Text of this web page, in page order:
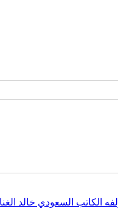
الكاتب السعودي خالد